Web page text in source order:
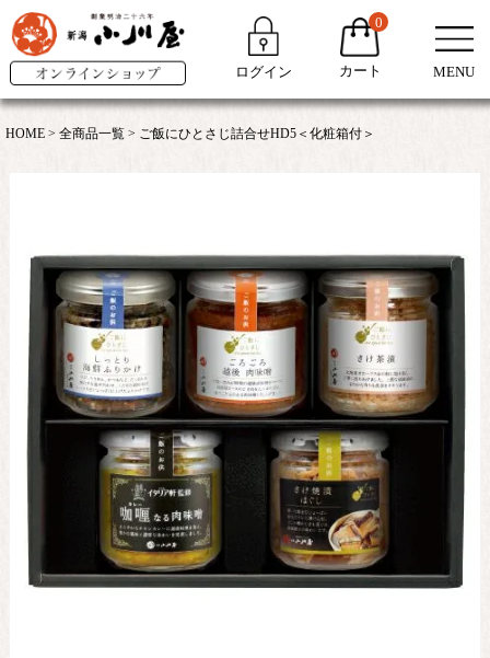
ログイン
0
カート MENU
HOME 全商品一覧 ご飯にひとさじ詰合せHD5＜化粧箱付＞